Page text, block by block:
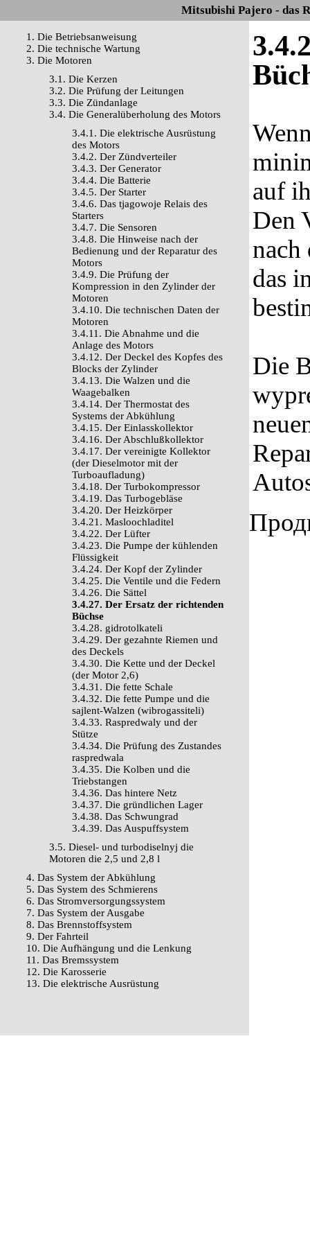
Mitsubishi Pajero - das
1. Die Betriebsanweisung
2. Die technische Wartung
3. Die Motoren
3.1. Die Kerzen
3.2. Die Prüfung der Leitungen
3.3. Die Zündanlage
3.4. Die Generalüberholung des Motors
3.4.1. Die elektrische Ausrüstung
des Motors
3.4.2. Der Zündverteiler
3.4.3. Der Generator
3.4.4. Die Batterie
3.4.5. Der Starter
3.4.6. Das tjagowoje Relais des
Starters
3.4.7. Die Sensoren
3.4.8. Die Hinweise nach der
Bedienung und der Reparatur des
Motors
3.4.9. Die Prüfung der
Kompression in den Zylinder der
Motoren
3.4.10. Die technischen Daten der
Motoren
3.4.11. Die Abnahme und die
Anlage des Motors
3.4.12. Der Deckel des Kopfes des
Blocks der Zylinder
3.4.13. Die Walzen und die
Waagebalken
3.4.14. Der Thermostat des
Systems der Abkühlung
3.4.15. Der Einlasskollektor
3.4.16. Der Abschlußkollektor
3.4.17. Der vereinigte Kollektor
(der Dieselmotor mit der
Turboaufladung)
3.4.18. Der Turbokompressor
3.4.19. Das Turbogebläse
3.4.20. Der Heizkörper
3.4.21. Masloochladitel
3.4.22. Der Lüfter
3.4.23. Die Pumpe der kühlenden
Flüssigkeit
3.4.24. Der Kopf der Zylinder
3.4.25. Die Ventile und die Federn
3.4.26. Die Sättel
3.4.27. Der Ersatz der richtenden
Büchse
3.4.28. gidrotolkateli
3.4.29. Der gezahnte Riemen und
des Deckels
3.4.30. Die Kette und der Deckel
(der Motor 2,6)
3.4.31. Die fette Schale
3.4.32. Die fette Pumpe und die
sajlent-Walzen (wibrogassiteli)
3.4.33. Raspredwaly und der
Stütze
3.4.34. Die Prüfung des Zustandes
raspredwala
3.4.35. Die Kolben und die
Triebstangen
3.4.36. Das hintere Netz
3.4.37. Die gründlichen Lager
3.4.38. Das Schwungrad
3.4.39. Das Auspuffsystem
3.5. Diesel- und turbodiselnyj die
Motoren die 2,5 und 2,8 l
4. Das System der Abkühlung
5. Das System des Schmierens
6. Das Stromversorgungssystem
7. Das System der Ausgabe
8. Das Brennstoffsystem
9. Der Fahrteil
10. Die Aufhängung und die Lenkung
11. Das Bremssystem
12. Die Karosserie
13. Die elektrische Ausrüstung
auf
Den
nach
das
Die